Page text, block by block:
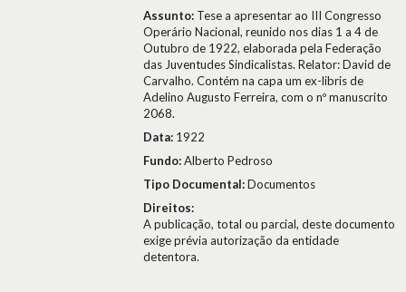
Assunto: Tese a apresentar ao III Congresso
Operário Nacional, reunido nos dias 1 a 4 de
Outubro de 1922, elaborada pela Federação
das Juventudes Sindicalistas. Relator: David de
Carvalho. Contém na capa um ex-libris de
Adelino Augusto Ferreira, com o nº manuscrito
2068.
Data: 1922
Fundo:Alberto Pedroso
Tipo Documental:Documentos
Direitos:
A publicação, total ou parcial, deste documento
exige prévia autorização da entidade
detentora.